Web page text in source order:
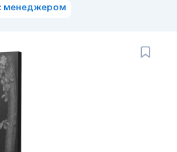
менеджером